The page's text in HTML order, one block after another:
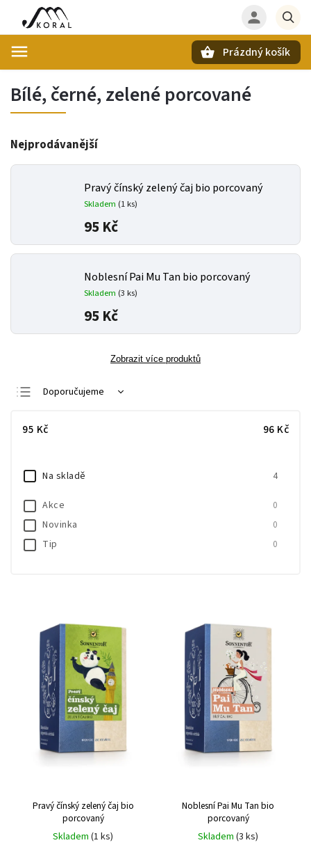
Prázdný košík
Bílé, černé, zelené porcované
Nejprodávanější
Pravý čínský zelený čaj bio porcovaný
Skladem (1 ks)
95 Kč
Noblesní Pai Mu Tan bio porcovaný
Skladem (3 ks)
95 Kč
Zobrazit více produktů
Doporučujeme
Nejdražší
Abecedně
95 Kč 96 Kč
Na skladě 4
Akce 0
Novinka 0
Tip 0
Pravý čínský zelený čaj bio
porcovaný
Skladem (1 ks)
Noblesní Pai Mu Tan bio
porcovaný
Skladem (3 ks)